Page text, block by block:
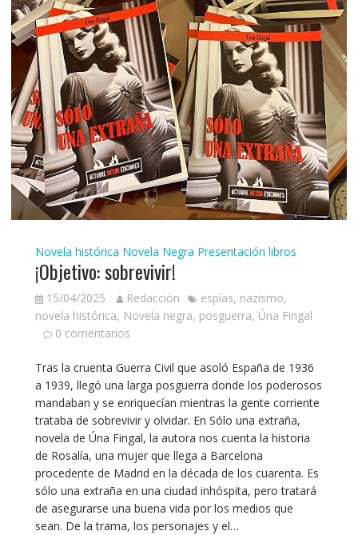
Novela histórica Novela Negra Presentación libros
¡Objetivo: sobrevivir!
15/04/2025 Redacción espías, nazismo,
novela histórica, Novela negra, posguerra, Úna Fingal
0 comentarios
Tras la cruenta Guerra Civil que asoló España de 1936
a 1939, llegó una larga posguerra donde los poderosos
mandaban y se enriquecían mientras la gente corriente
trataba de sobrevivir y olvidar. En Sólo una extraña,
novela de Úna Fingal, la autora nos cuenta la historia
de Rosalía, una mujer que llega a Barcelona
procedente de Madrid en la década de los cuarenta. Es
sólo una extraña en una ciudad inhóspita, pero tratará
de asegurarse una buena vida por los medios que
sean. De la trama, los personajes y el…